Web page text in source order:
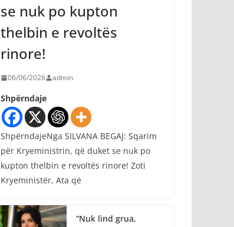
se nuk po kupton
thelbin e revoltës
rinore!
06/06/2026 admin
Shpërndaje
ShpërndajeNga SILVANA BEGAJ: Sqarim
për Kryeministrin, që duket se nuk po
kupton thelbin e revoltës rinore! Zoti
Kryeministër, Ata që
“Nuk lind grua,